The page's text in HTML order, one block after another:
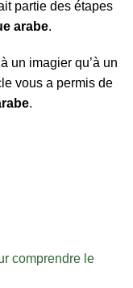
partie des étapes
arabe.
un imagier qu’à un
vous a permis de
.
comprendre le